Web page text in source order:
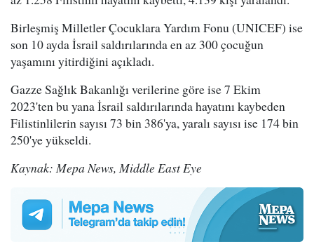
Birleşmiş Milletler Çocuklara Yardım Fonu (UNICEF) ise
son 10 ayda İsrail saldırılarında en az 300 çocuğun
yaşamını yitirdiğini açıkladı.
Gazze Sağlık Bakanlığı verilerine göre ise 7 Ekim
2023'ten bu yana İsrail saldırılarında hayatını kaybeden
Filistinlilerin sayısı 73 bin 386'ya, yaralı sayısı ise 174 bin
250'ye yükseldi.
Kaynak: Mepa News, Middle East Eye